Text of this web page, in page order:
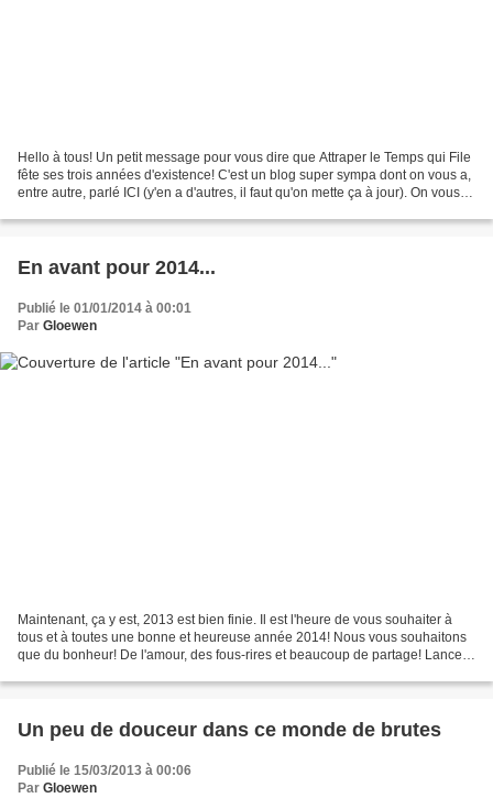
Hello à tous! Un petit message pour vous dire que Attraper le Temps qui File
fête ses trois années d'existence! C'est un blog super sympa dont on vous a,
entre autre, parlé ICI (y'en a d'autres, il faut qu'on mette ça à jour). On vous
En avant pour 2014...
Publié le 01/01/2014 à 00:01
Par Gloewen
Maintenant, ça y est, 2013 est bien finie. Il est l'heure de vous souhaiter à
tous et à toutes une bonne et heureuse année 2014! Nous vous souhaitons
que du bonheur! De l'amour, des fous-rires et beaucoup de partage! Lancez-
Un peu de douceur dans ce monde de brutes
Publié le 15/03/2013 à 00:06
Par Gloewen